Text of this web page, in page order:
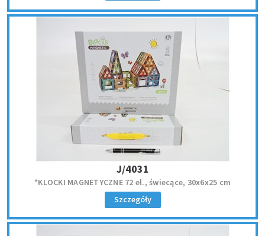
J/4031
*KLOCKI MAGNETYCZNE 72 el., świecące, 30x6x25 cm
Szczegóły